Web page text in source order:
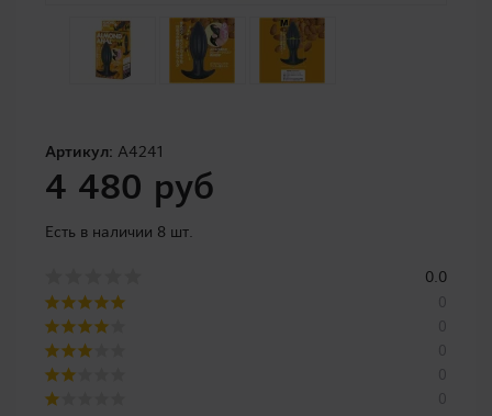
Артикул: A4241
4 480 руб
Есть в наличии 8 шт.
0.0
0
0
0
0
0